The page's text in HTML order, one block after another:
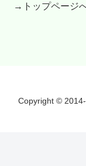
→トップページ
Copyright ©